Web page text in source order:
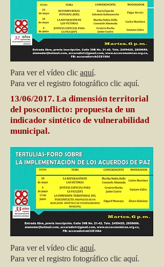
Para ver el vídeo clic aquí.
Para ver el registro fotográfico clic aquí.
13/06/2017. La dimensión territorial
del posconflicto: propuesta de un
indicador sintético de vulnerabilidad
municipal.
Para ver el vídeo clic aquí.
Para ver el registro fotográfico clic aquí.